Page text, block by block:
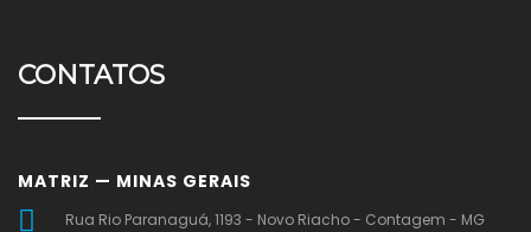
CONTATOS
MATRIZ — MINAS GERAIS
Rua Rio Paranaguá, 1193 - Novo Riacho - Contagem - MG